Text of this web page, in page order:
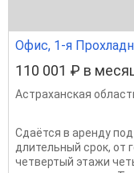
Офис, 1-я
110 001 ₽ в
Астраханская
Сдаётся в аренду
длительный срок, от
четвертый этажи